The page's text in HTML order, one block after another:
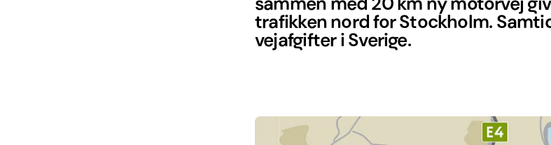
trafikken nord for Stockholm.
vejafgifter i Sverige.